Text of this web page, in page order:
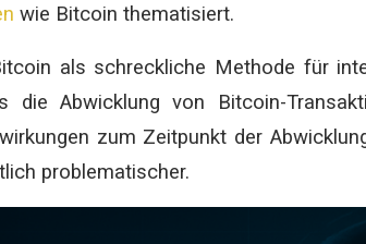
wie Bitcoin thematisiert.
als schreckliche Methode für
die Abwicklung von Bitcoin-
zum Zeitpunkt der
problematischer.